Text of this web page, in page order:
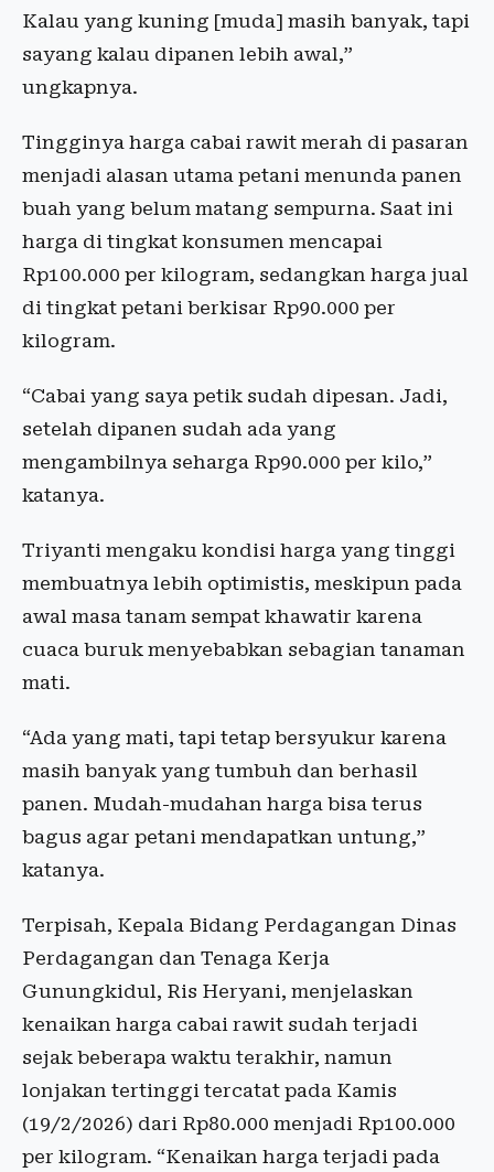
Kalau yang kuning [muda] masih banyak, tapi
sayang kalau dipanen lebih awal,”
ungkapnya.
Tingginya harga cabai rawit merah di pasaran
menjadi alasan utama petani menunda panen
buah yang belum matang sempurna. Saat ini
harga di tingkat konsumen mencapai
Rp100.000 per kilogram, sedangkan harga jual
di tingkat petani berkisar Rp90.000 per
kilogram.
“Cabai yang saya petik sudah dipesan. Jadi,
setelah dipanen sudah ada yang
mengambilnya seharga Rp90.000 per kilo,”
katanya.
Triyanti mengaku kondisi harga yang tinggi
membuatnya lebih optimistis, meskipun pada
awal masa tanam sempat khawatir karena
cuaca buruk menyebabkan sebagian tanaman
mati.
“Ada yang mati, tapi tetap bersyukur karena
masih banyak yang tumbuh dan berhasil
panen. Mudah-mudahan harga bisa terus
bagus agar petani mendapatkan untung,”
katanya.
Terpisah, Kepala Bidang Perdagangan Dinas
Perdagangan dan Tenaga Kerja
Gunungkidul, Ris Heryani, menjelaskan
kenaikan harga cabai rawit sudah terjadi
sejak beberapa waktu terakhir, namun
lonjakan tertinggi tercatat pada Kamis
(19/2/2026) dari Rp80.000 menjadi Rp100.000
per kilogram. “Kenaikan harga terjadi pada